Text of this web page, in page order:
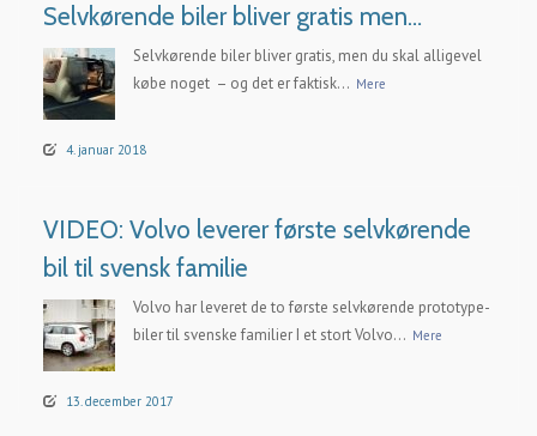
Selvkørende biler bliver gratis men…
Selvkørende biler bliver gratis, men du skal alligevel
købe noget – og det er faktisk... Mere
4. januar 2018
VIDEO: Volvo leverer første selvkørende
bil til svensk familie
Volvo har leveret de to første selvkørende prototype-
biler til svenske familier I et stort Volvo... Mere
13. december 2017